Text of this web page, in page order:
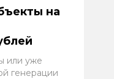
на
или уже
генерации